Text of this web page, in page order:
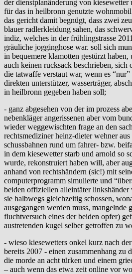
der dienstplanänderung von
für das in heilbronn genutzte
das gericht damit begnügt, dass zwei
blauer radlerkleidung sahen, das
indiz, welches in der frühlingstrasse
gräuliche jogginghose war. soll sich
in bequemere klamotten gestürzt
auch keinen rucksack beschrieben, sich
die tatwaffe verstaut war, wenn es
direkten unterstützer, wasserträger,
in heilbronn gegeben haben soll;
- ganz abgesehen von der im prozess
nebenkläger angerissenen aber vom
wieder weggewischten frage an den
rechtsmediziner heinz-dieter wehner
schussbahnen rund um fahrer- bzw.
in dem kiesewetter starb und arnold so
wurde, rekonstruiert haben will, aber
anhand von rechtshändern (sic!) mit
computerprogramm simulierte und
beiden offiziellen alleintäter linkshänder
sie halbwegs gleichzeitig schossen,
ausgegangen werden muss, mangelnde
fluchtversuch eines der beiden opfer)
austretenden kugel selber getroffen zu
- wieso kiesewetters onkel kurz nach
bereits 2007 - einen zusammenhang zu
die morde an acht türken und einem
– auch wenn das etwa zeit online vor